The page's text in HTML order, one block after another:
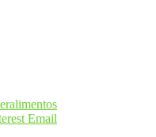
Email